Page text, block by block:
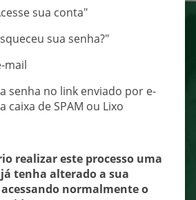
acesso ao
Cheff Escolar -
um sistema que realiza a
sua conta"
sua senha?"
mail
senha no link enviado por e-
caixa de SPAM ou Lixo
realizar este processo uma
já tenha alterado a sua
normalmente o